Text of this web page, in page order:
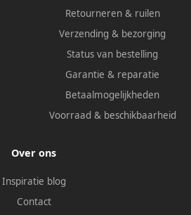
Retourneren & ruilen
Verzending & bezorging
Status van bestelling
Garantie & reparatie
Betaalmogelijkheden
Voorraad & beschikbaarheid
Over ons
Inspiratie blog
Contact